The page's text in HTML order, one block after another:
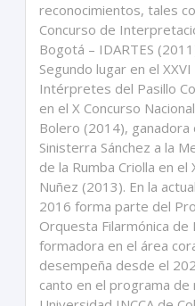
reconocimientos, tales
Concurso de
Bogotá – IDARTES
Segundo lugar en el
Intérpretes del Pasillo
en el X Concurso
Bolero (2014),
Sinisterra Sánchez a la
de la Rumba Criolla en el
Nuñez (2013). En la
2016 forma parte del
Orquesta Filarmónica
formadora en el área
desempeña desde el
canto en el programa de